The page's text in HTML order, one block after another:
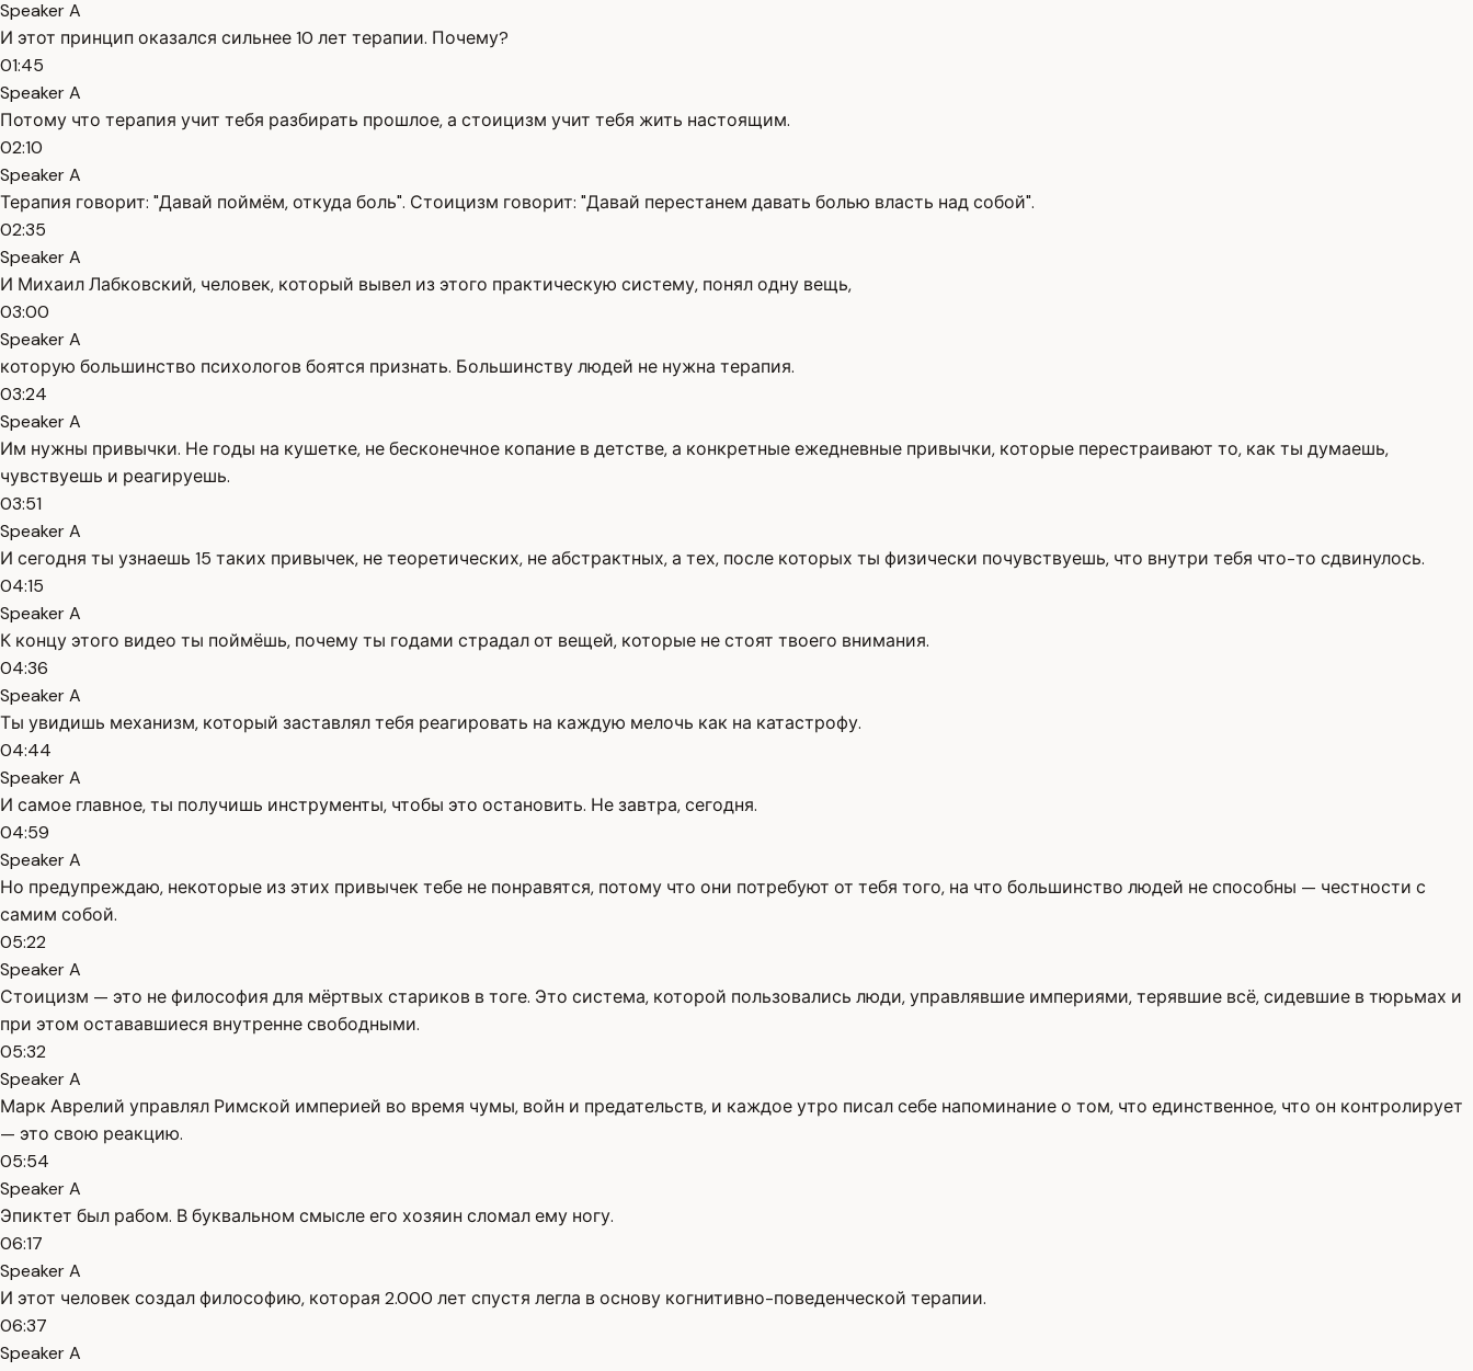
Speaker A
И этот принцип оказался сильнее 10 лет терапии. Почему?
01:45
Speaker A
Потому что терапия учит тебя разбирать прошлое, а стоицизм учит тебя жить настоящим.
02:10
Speaker A
Терапия говорит: "Давай поймём, откуда боль". Стоицизм говорит: "Давай перестанем давать болью власть над собой".
02:35
Speaker A
И Михаил Лабковский, человек, который вывел из этого практическую систему, понял одну вещь,
03:00
Speaker A
которую большинство психологов боятся признать. Большинству людей не нужна терапия.
03:24
Speaker A
Им нужны привычки. Не годы на кушетке, не бесконечное копание в детстве, а конкретные ежедневные привычки, которые перестраивают то, как ты думаешь,
чувствуешь и реагируешь.
03:51
Speaker A
И сегодня ты узнаешь 15 таких привычек, не теоретических, не абстрактных, а тех, после которых ты физически почувствуешь, что внутри тебя что-то сдвинулось.
04:15
Speaker A
К концу этого видео ты поймёшь, почему ты годами страдал от вещей, которые не стоят твоего внимания.
04:36
Speaker A
Ты увидишь механизм, который заставлял тебя реагировать на каждую мелочь как на катастрофу.
04:44
Speaker A
И самое главное, ты получишь инструменты, чтобы это остановить. Не завтра, сегодня.
04:59
Speaker A
Но предупреждаю, некоторые из этих привычек тебе не понравятся, потому что они потребуют от тебя того, на что большинство людей не способны — честности с
самим собой.
05:22
Speaker A
Стоицизм — это не философия для мёртвых стариков в тоге. Это система, которой пользовались люди, управлявшие империями, терявшие всё, сидевшие в тюрьмах и
при этом остававшиеся внутренне свободными.
05:32
Speaker A
Марк Аврелий управлял Римской империей во время чумы, войн и предательств, и каждое утро писал себе напоминание о том, что единственное, что он контролирует
— это свою реакцию.
05:54
Speaker A
Эпиктет был рабом. В буквальном смысле его хозяин сломал ему ногу.
06:17
Speaker A
И этот человек создал философию, которая 2.000 лет спустя легла в основу когнитивно-поведенческой терапии.
06:37
Speaker A